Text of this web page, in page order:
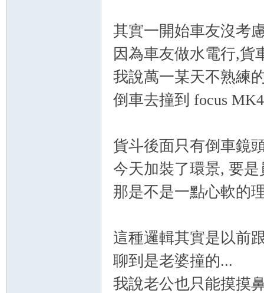
其實一開始車友沒考
因為車友做水電行,貨
我說萬一某天不熟練
倒車去撞到 focus
貨斗後面只有倒車鏡
今天加裝了環景, 要
那是不是一點心軟的
這種邏輯其實是以前
聊到是老婆撞的...
我說老公也只能摸摸